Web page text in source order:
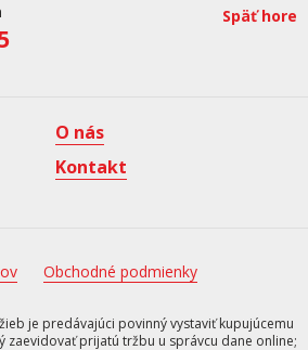
Späť hore
O nás
Kontakt
Obchodné podmienky
je predávajúci povinný vystaviť kupujúcemu
zaevidovať prijatú tržbu u správcu dane online;